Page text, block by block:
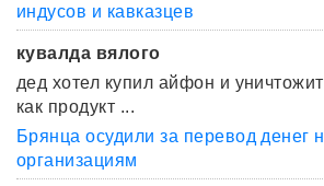
индусов и кавказцев
кувалда вялого
дед хотел купил айфон и
как продукт ...
Брянца осудили за перевод денег
организациям